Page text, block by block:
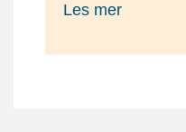
Les mer